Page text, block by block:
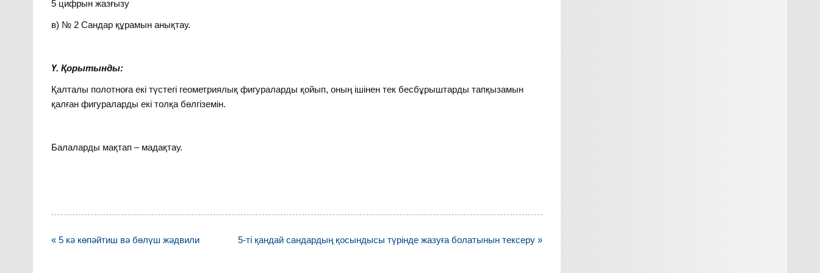
5 цифрын жазғызу
в) № 2 Сандар құрамын анықтау.
Ү. Қорытынды:
Қалталы полотноға екі түстегі геометриялық фигураларды қойып, оның ішінен тек бесбұрыштарды тапқызамын
қалған фигураларды екі толқа бөлгіземін.
Балаларды мақтап – мадақтау.
Навигация
« 5 кә көпәйтиш вә бөлүш жәдвили 5-ті қандай сандардың қосындысы түрінде жазуға болатынын тексеру »